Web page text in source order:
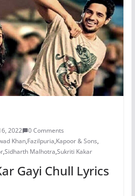
2022
0 Comments
Khan,Fazilpuria,Kapoor & Sons,
,Sidharth Malhotra,Sukriti Kakar
Gayi Chull Lyrics